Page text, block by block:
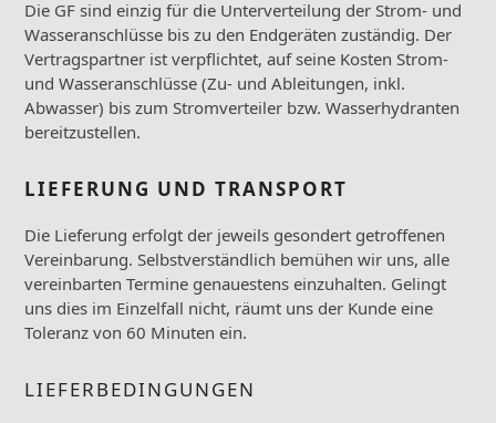
Die GF sind einzig für die Unterverteilung der Strom- und
Wasseranschlüsse bis zu den Endgeräten zuständig. Der
Vertragspartner ist verpflichtet, auf seine Kosten Strom-
und Wasseranschlüsse (Zu- und Ableitungen, inkl.
Abwasser) bis zum Stromverteiler bzw. Wasserhydranten
bereitzustellen.
LIEFERUNG UND TRANSPORT
Die Lieferung erfolgt der jeweils gesondert getroffenen
Vereinbarung. Selbstverständlich bemühen wir uns, alle
vereinbarten Termine genauestens einzuhalten. Gelingt
uns dies im Einzelfall nicht, räumt uns der Kunde eine
Toleranz von 60 Minuten ein.
LIEFERBEDINGUNGEN